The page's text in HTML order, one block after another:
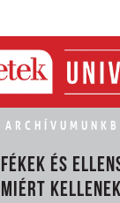
FÉKEK ÉS
MIÉRT